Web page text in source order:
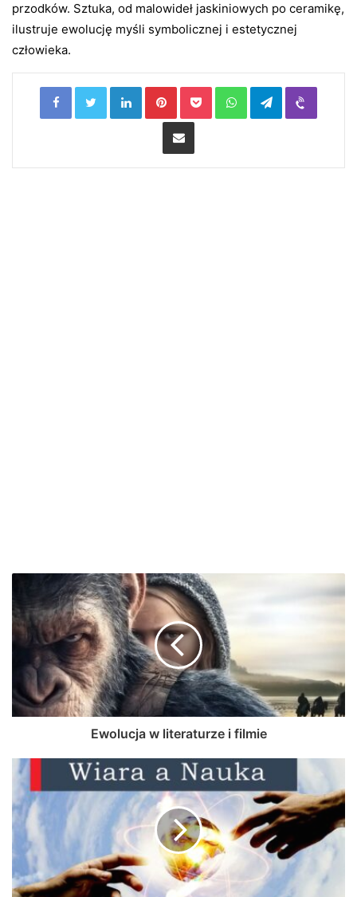
przodków. Sztuka, od malowideł jaskiniowych po ceramikę,
ilustruje ewolucję myśli symbolicznej i estetycznej
człowieka.
LinkedIn Pinterest Pocket WhatsApp Telegram
Share via Email
Ewolucja w literaturze i filmie